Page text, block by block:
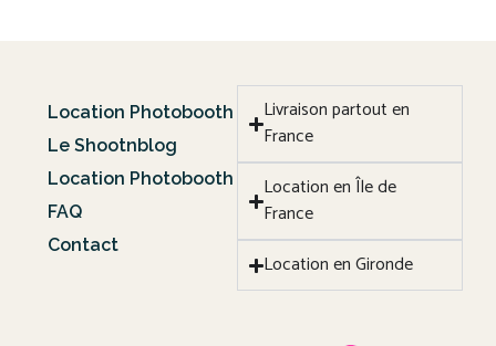
Location Photobooth
Le Shootnblog
Location Photobooth
FAQ
Contact
Livraison partout en
France
Location en Île de
France
Location en Gironde